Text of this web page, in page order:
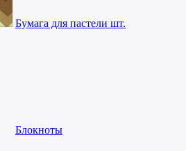
Бумага для пастели шт.
Блокноты